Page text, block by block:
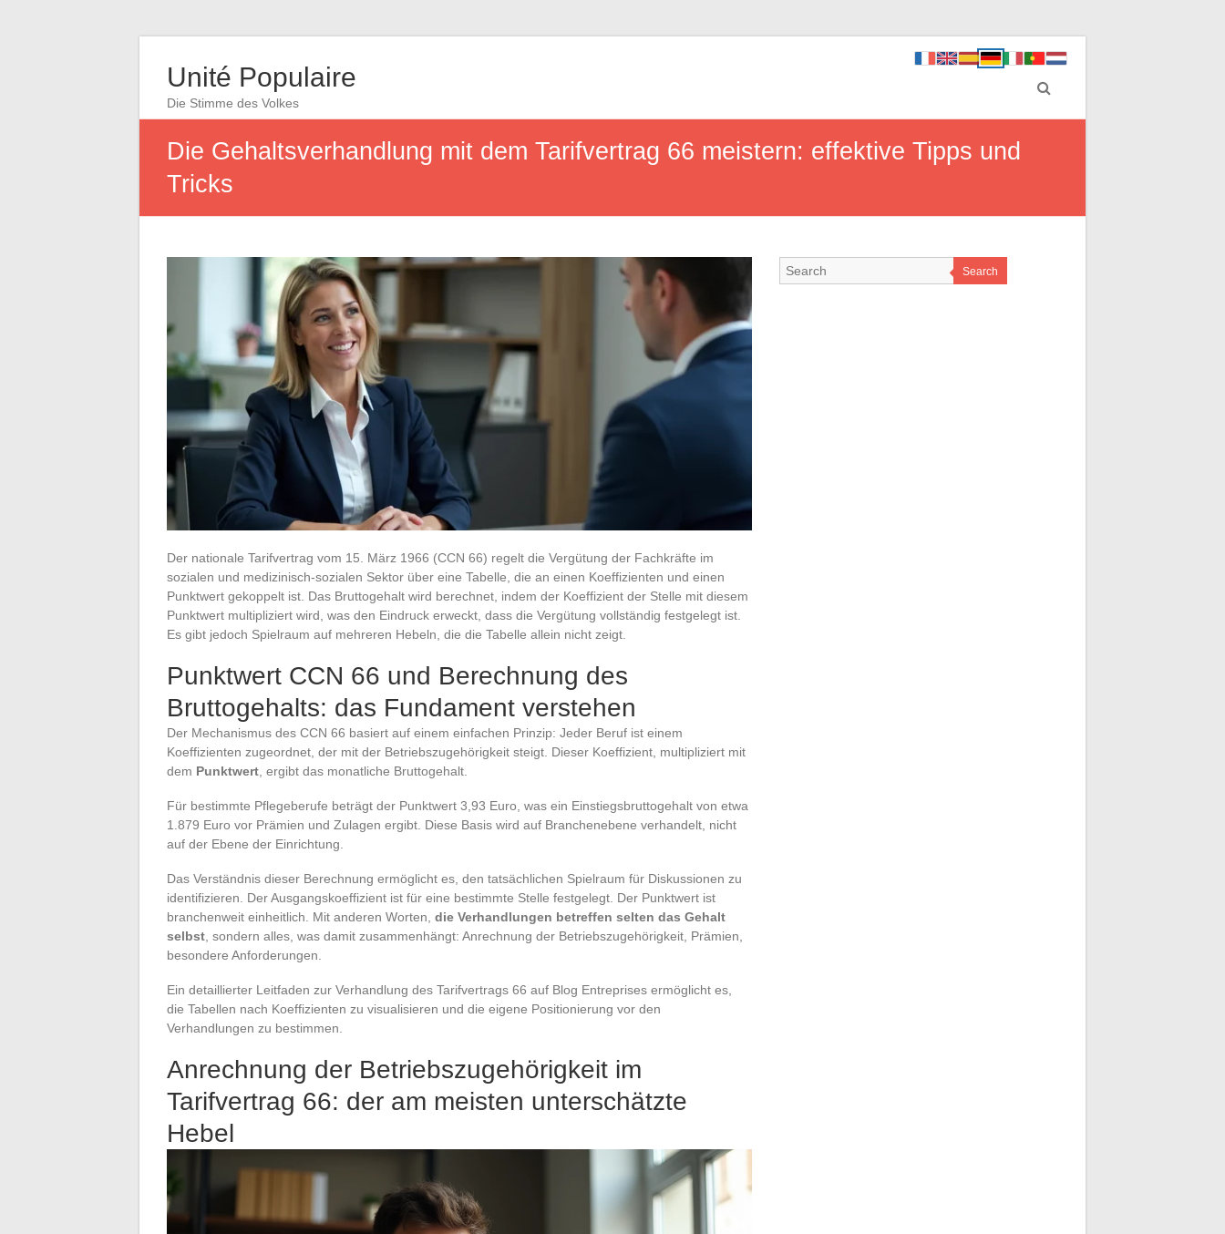
Unité Populaire
Die Stimme des Volkes
Die Gehaltsverhandlung mit dem Tarifvertrag 66 meistern: effektive Tipps und
Tricks
Der nationale Tarifvertrag vom 15. März 1966 (CCN 66) regelt die Vergütung der Fachkräfte im
sozialen und medizinisch-sozialen Sektor über eine Tabelle, die an einen Koeffizienten und einen
Punktwert gekoppelt ist. Das Bruttogehalt wird berechnet, indem der Koeffizient der Stelle mit diesem
Punktwert multipliziert wird, was den Eindruck erweckt, dass die Vergütung vollständig festgelegt ist.
Es gibt jedoch Spielraum auf mehreren Hebeln, die die Tabelle allein nicht zeigt.
Punktwert CCN 66 und Berechnung des
Bruttogehalts: das Fundament verstehen
Der Mechanismus des CCN 66 basiert auf einem einfachen Prinzip: Jeder Beruf ist einem
Koeffizienten zugeordnet, der mit der Betriebszugehörigkeit steigt. Dieser Koeffizient, multipliziert mit
dem Punktwert , ergibt das monatliche Bruttogehalt.
Für bestimmte Pflegeberufe beträgt der Punktwert 3,93 Euro, was ein Einstiegsbruttogehalt von etwa
1.879 Euro vor Prämien und Zulagen ergibt. Diese Basis wird auf Branchenebene verhandelt, nicht
auf der Ebene der Einrichtung.
Das Verständnis dieser Berechnung ermöglicht es, den tatsächlichen Spielraum für Diskussionen zu
identifizieren. Der Ausgangskoeffizient ist für eine bestimmte Stelle festgelegt. Der Punktwert ist
branchenweit einheitlich. Mit anderen Worten, die Verhandlungen betreffen selten das Gehalt
selbst , sondern alles, was damit zusammenhängt: Anrechnung der Betriebszugehörigkeit, Prämien,
besondere Anforderungen.
Ein detaillierter Leitfaden zur Verhandlung des Tarifvertrags 66 auf Blog Entreprises ermöglicht es,
die Tabellen nach Koeffizienten zu visualisieren und die eigene Positionierung vor den
Verhandlungen zu bestimmen.
Anrechnung der Betriebszugehörigkeit im
Tarifvertrag 66: der am meisten unterschätzte
Hebel
Search